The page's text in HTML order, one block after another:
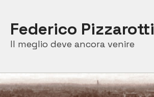
content
Federico Pizzarotti
Il meglio deve ancora venire